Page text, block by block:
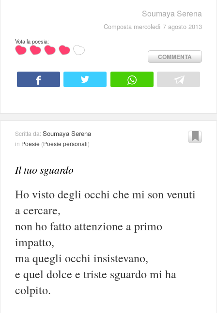
Soumaya Serena
Composta mercoledì 7 agosto 2013
Vota la poesia:
COMMENTA
Scritta da:Soumaya Serena
in Poesie (Poesie personali)
Il tuo sguardo
Ho visto degli occhi che mi son venuti
a cercare,
non ho fatto attenzione a primo
impatto,
ma quegli occhi insistevano,
e quel dolce e triste sguardo mi ha
colpito.